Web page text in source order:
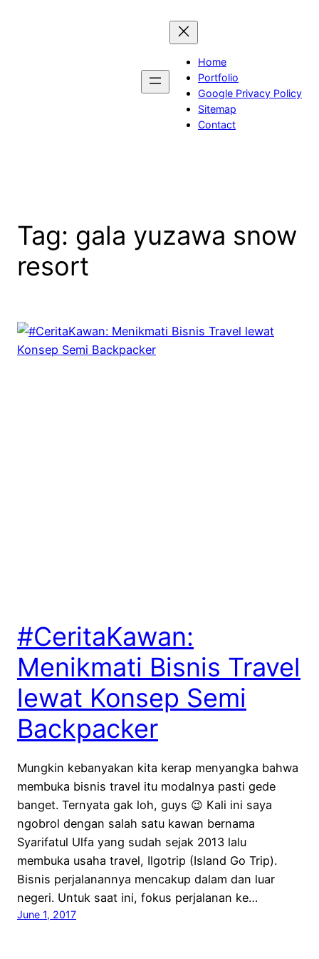
Home
Portfolio
Google Privacy Policy
Sitemap
Contact
Tag: gala yuzawa snow
resort
#CeritaKawan:
Menikmati Bisnis Travel
lewat Konsep Semi
Backpacker
Mungkin kebanyakan kita kerap menyangka bahwa
membuka bisnis travel itu modalnya pasti gede
banget. Ternyata gak loh, guys 😉 Kali ini saya
ngobrol dengan salah satu kawan bernama
Syarifatul Ulfa yang sudah sejak 2013 lalu
membuka usaha travel, Ilgotrip (Island Go Trip).
Bisnis perjalanannya mencakup dalam dan luar
negeri. Untuk saat ini, fokus perjalanan ke…
June 1, 2017